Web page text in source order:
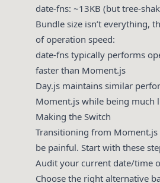
date-fns: ~13KB (but tree-
Bundle size isn’t everything,
of operation speed:
date-fns typically performs
faster than Moment.js
Day.js maintains similar
Moment.js while being much
Making the Switch
Transitioning from Moment.js
be painful. Start with these
Audit your current date/time
Choose the right alternative